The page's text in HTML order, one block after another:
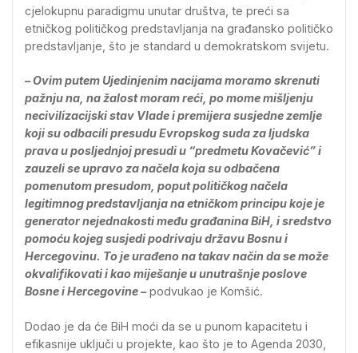
cjelokupnu paradigmu unutar društva, te preći sa
etničkog političkog predstavljanja na građansko političko
predstavljanje, što je standard u demokratskom svijetu.
– Ovim putem Ujedinjenim nacijama moramo skrenuti
pažnju na, na žalost moram reći, po mome mišljenju
necivilizacijski stav Vlade i premijera susjedne zemlje
koji su odbacili presudu Evropskog suda za ljudska
prava u posljednjoj presudi u “predmetu Kovačević” i
zauzeli se upravo za načela koja su odbačena
pomenutom presudom, poput političkog načela
legitimnog predstavljanja na etničkom principu koje je
generator nejednakosti među građanina BiH, i sredstvo
pomoću kojeg susjedi podrivaju državu Bosnu i
Hercegovinu. To je urađeno na takav način da se može
okvalifikovati i kao miješanje u unutrašnje poslove
Bosne i Hercegovine – podvukao je Komšić.
Dodao je da će BiH moći da se u punom kapacitetu i
efikasnije uključi u projekte, kao što je to Agenda 2030,